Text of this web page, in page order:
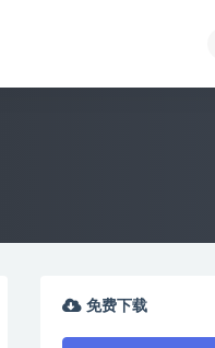
免费下载